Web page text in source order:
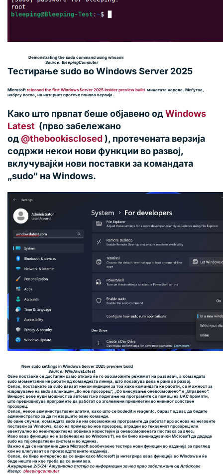
Demonstrating the sudo command using whoami
Source: BleepingComputer
Тестирање sudo во Windows Server 2025
Microsoft released the first Windows Server 2025 Insider preview build минатата недела. Меѓутоа,
набргу потоа, на интернет протече понова верзија.
Како што првпат беше објавено одWindows
Latest (прво забележано
од@thebookisclosed), протечената верзија
содржи некои нови функции во развој,
вклучувајќи нови поставки за командата
„sudo“ на Windows.
New sudo settings in Windows Server 2025 preview build
Source: WindowsLatest
Овие поставки се достапни само откако ќе го овозможите режимот на развивач, а командата
sudo моментално не работи од командната линија, што покажува дека е рано во развој.
Сепак, поставките за sudo даваат некои индиции за тоа како командата ќе работи, со можност за
извршување на sudo апликации „Во нов прозорец“, „Со внесување оневозможено“ и „Вградено“.
Виндоус веќе нуди можност за автоматско подигање на програмите со помош на UAC промпти,
што предизвикува програмите да работат со зголемени привилегии во нивниот сопствен
прозорец.
Сепак, некои административни алатки, како што се bcdedit и reagentc, бараат од вас да бидете
администратор за да ги извршите овие команди.
Во овие случаи, командата sudo ќе им овозможи на програмите да работат врз основа на неговите
поставки за Windows, како на пример во нов прозорец, вграден во тековниот прозорец или
евентуално во неинтерактивна обвивка користејќи ја оневозможената поставка за влез.
Иако оваа функција не е забележана во Windows 11, не би било изненадувачки Microsoft да додаде
sudo на тој оперативен систем и во иднина.
Важно е да се напомене дека Microsoft вообичаено тестира нови функции во изданија за преглед
кои не влегуваат во производствените изданија.
Сепак, ќе биде интересно да се види како Microsoft ја интегрира оваа функција во Windows и ќе
биде нешто на кое треба да се внимава.
Ажурирање 2/5/24: Ажурирана статија со информации за неа прво забележани од Албакоре
Извор: bleepingcomputer